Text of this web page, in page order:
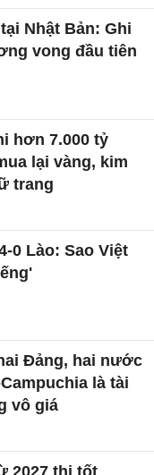
Nhật Bản: Ghi
vong đầu tiên
hơn 7.000 tỷ
lại vàng, kim
trang
0 Lào: Sao Việt
Đảng, hai nước
là tài
vô giá
2027 thi tốt